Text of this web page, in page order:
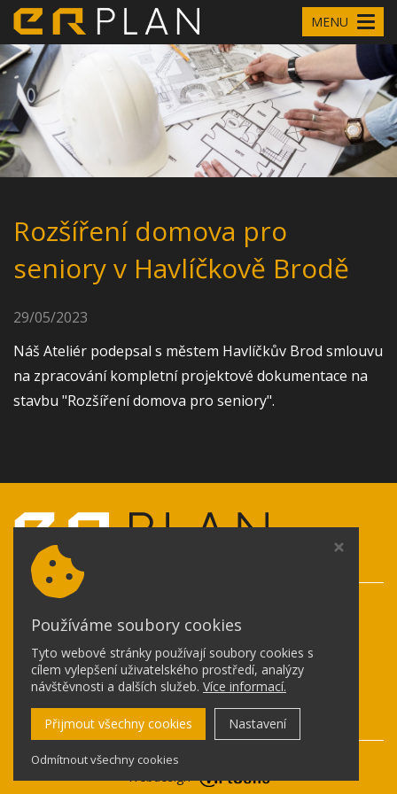
MENU
Rozšíření domova pro
seniory v Havlíčkově Brodě
29/05/2023
Náš Ateliér podepsal s městem Havlíčkův Brod smlouvu
na zpracování kompletní projektové dokumentace na
stavbu "Rozšíření domova pro seniory".
ČLEN SKUPINY
U Borové 69
Nastavení cookies
IČ: 080 82 308 / DIČ: CZ 080 82 308
Copyright © 2026,
Webdesign
Používáme soubory cookies
Tyto webové stránky používají soubory cookies s
cílem vylepšení uživatelského prostředí, analýzy
návštěvnosti a dalších služeb. Více informací.
Přijmout všechny cookies Nastavení
Odmítnout všechny cookies